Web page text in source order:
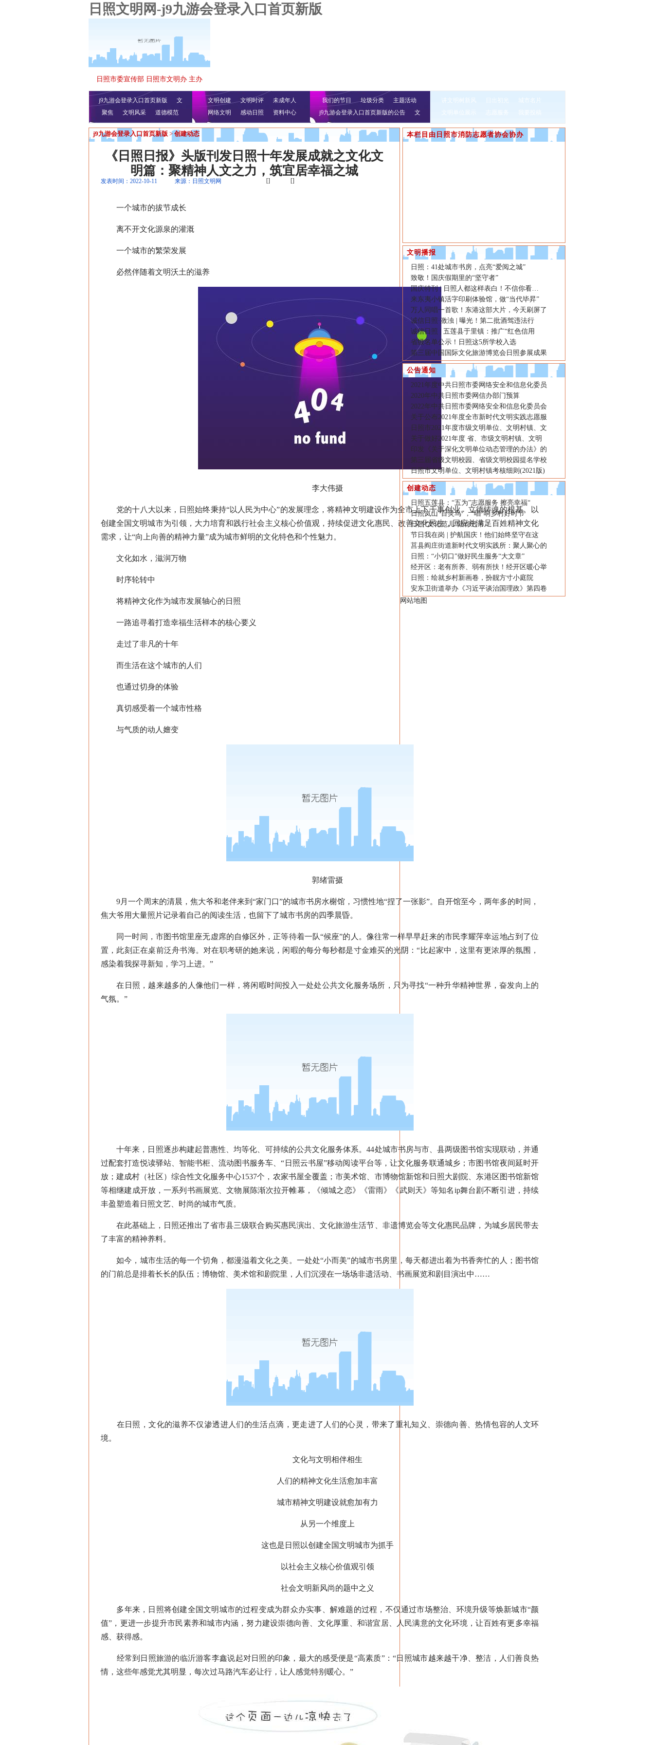
日照文明网-j9九游会登录入口首页新版
日照市委宣传部 日照市文明办 主办
j9九游会登录入口首页新版
文
明播报
公益视频
聚焦 文明风采 道德模范
文明创建 文明时评
未成年人
网络文明
感动日照 资料中心
我们的节日 垃圾分类
主题活动
j9九游会登录入口首页新版的公告
文
明行动
讲文明树新风 日出初光
城市名片
文明单位展示
志愿服务 我要投稿
j9九游会登录入口首页新版 > 创建动态
《日照日报》头版刊发日照十年发展成就之文化文
明篇：聚精神人文之力，筑宜居幸福之城
发表时间：2022-10-11 来源：日照文明网 [] []
一个城市的拔节成长
离不开文化源泉的灌溉
一个城市的繁荣发展
必然伴随着文明沃土的滋养
李大伟摄
党的十八大以来，日照始终秉持“以人民为中心”的发展理念，将精神文明建设作为全市上下干事创业、立德铸魂的根基。以
创建全国文明城市为引领，大力培育和践行社会主义核心价值观，持续促进文化惠民、改善文化民生，回应并满足百姓精神文化
需求，让“向上向善的精神力量”成为城市鲜明的文化特色和个性魅力。
文化如水，滋润万物
时序轮转中
将精神文化作为城市发展轴心的日照
一路追寻着打造幸福生活样本的核心要义
走过了非凡的十年
而生活在这个城市的人们
也通过切身的体验
真切感受着一个城市性格
与气质的动人嬗变
郭绪雷摄
9月一个周末的清晨，焦大爷和老伴来到“家门口”的城市书房水榭馆，习惯性地“捏了一张影”。自开馆至今，两年多的时间，
焦大爷用大量照片记录着自己的阅读生活，也留下了城市书房的四季晨昏。
同一时间，市图书馆里座无虚席的自修区外，正等待着一队“候座”的人。像往常一样早早赶来的市民李耀萍幸运地占到了位
置，此刻正在桌前泛舟书海。对在职考研的她来说，闲暇的每分每秒都是寸金难买的光阴：“比起家中，这里有更浓厚的氛围，
感染着我探寻新知，学习上进。”
在日照，越来越多的人像他们一样，将闲暇时间投入一处处公共文化服务场所，只为寻找“一种升华精神世界，奋发向上的
气氛。”
十年来，日照逐步构建起普惠性、均等化、可持续的公共文化服务体系。44处城市书房与市、县两级图书馆实现联动，并通
过配套打造悦读驿站、智能书柜、流动图书服务车、“日照云书屋”移动阅读平台等，让文化服务联通城乡；市图书馆夜间延时开
放；建成村（社区）综合性文化服务中心1537个，农家书屋全覆盖；市美术馆、市博物馆新馆和日照大剧院、东港区图书馆新馆
等相继建成开放，一系列书画展览、文物展陈渐次拉开帷幕，《倾城之恋》《雷雨》《武则天》等知名ip舞台剧不断引进，持续
丰盈塑造着日照文艺、时尚的城市气质。
在此基础上，日照还推出了省市县三级联合购买惠民演出、文化旅游生活节、非遗博览会等文化惠民品牌，为城乡居民带去
了丰富的精神养料。
如今，城市生活的每一个切角，都漫溢着文化之美。一处处“小而美”的城市书房里，每天都进出着为书香奔忙的人；图书馆
的门前总是排着长长的队伍；博物馆、美术馆和剧院里，人们沉浸在一场场非遗活动、书画展览和剧目演出中……
在日照，文化的滋养不仅渗透进人们的生活点滴，更走进了人们的心灵，带来了重礼知义、崇德向善、热情包容的人文环
境。
文化与文明相伴相生
人们的精神文化生活愈加丰富
城市精神文明建设就愈加有力
从另一个维度上
这也是日照以创建全国文明城市为抓手
以社会主义核心价值观引领
社会文明新风尚的题中之义
多年来，日照将创建全国文明城市的过程变成为群众办实事、解难题的过程，不仅通过市场整治、环境升级等焕新城市“颜
值”，更进一步提升市民素养和城市内涵，努力建设崇德向善、文化厚重、和谐宜居、人民满意的文化环境，让百姓有更多幸福
感、获得感。
经常到日照旅游的临沂游客李鑫说起对日照的印象，最大的感受便是“高素质”：“日照城市越来越干净、整洁，人们善良热
情，这些年感觉尤其明显，每次过马路汽车必让行，让人感觉特别暖心。”
本栏目由日照市消防志愿者协会协办
文明播报
日照：41处城市书房，点亮“爱阅之城”
致敬！国庆假期里的“坚守者”
国庆特刊 | 日照人都这样表白！不信你看…
来东夷小镇活字印刷体验馆，做“当代毕昇”
万人同唱一首歌！东港这部大片，今天刷屏了
诚信日照·激浊 | 曝光！第二批酒驾违法行
诚信日照 | 五莲县于里镇：推广“红色信用
省级名单公示！日照这5所学校入选
第三届中国国际文化旅游博览会日照参展成果
公告通知
2021年度中共日照市委网络安全和信息化委员
2020年中共日照市委网信办部门预算
2022年中共日照市委网络安全和信息化委员会
关于公布2021年度全市新时代文明实践志愿服
日照市2021年度市级文明单位、文明村镇、文
关于做好2021年度 省、市级文明村镇、文明
印发《关于深化文明单位动态管理的办法》的
第三届省级文明校园、省级文明校园提名学校
日照市文明单位、文明村镇考核细则(2021版)
创建动态
日照五莲县：“五为”志愿服务 擦亮幸福“
日照岚山“百灵鸟”，“唱”响乡村好时节
日照“文化范儿”陪你过节！
节日我在岗 | 护航国庆！他们始终坚守在这
莒县阎庄街道新时代文明实践所：聚人聚心的
日照：“小切口”做好民生服务“大文章”
经开区：老有所养、弱有所扶！经开区暖心举
日照：绘就乡村新画卷，扮靓方寸小庭院
安东卫街道举办《习近平谈治国理政》第四卷
网站地图